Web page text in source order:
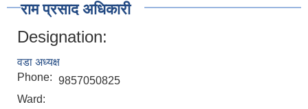
राम प्रसाद अधिकारी
Designation:
वडा अध्यक्ष
Phone: 9857050825
Ward: